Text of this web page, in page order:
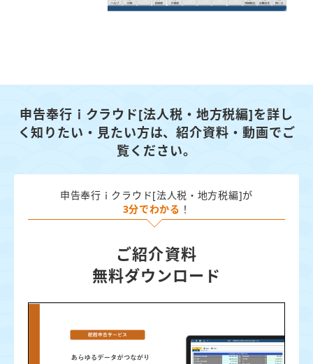
申告奉行ｉクラウド[法人税・地方税編]を詳し
く知りたい・見たい方は、紹介資料・動画でご
覧ください。
申告奉行ｉクラウド[法人税・地方税編]が
3分でわかる ！
ご紹介資料
無料ダウンロード